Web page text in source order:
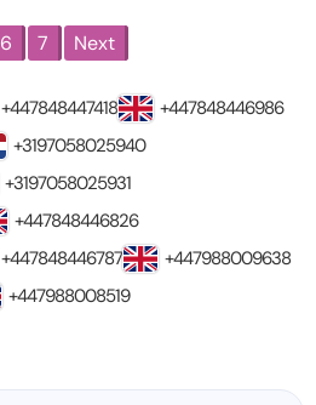
6 7
Next
+447848447418
+447848446986
+3197058025940
+3197058025931
+447848446826
+447848446787
+447988009638
+447988008519